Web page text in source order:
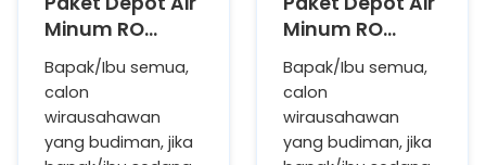
Minum RO
Kapasitas 400
GPD (Setara 80
Galon perHari)
RO Only (Hanya
Memproduksi
Bapak/Ibu semua,
calon
wirausahawan
yang budiman, jika
Minum RO
Kapasitas 1.000
GPD (Setara
200 Galon
perHari) RO
Only (Hanya
Bapak/Ibu semua,
calon
wirausahawan
yang budiman, jika